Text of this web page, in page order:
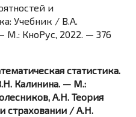
и
Учебник / В.А.
М.: КноРус, 2022. — 376
статистика.
Калинина. — М.:
А.Н. Теория
страховании / А.Н.